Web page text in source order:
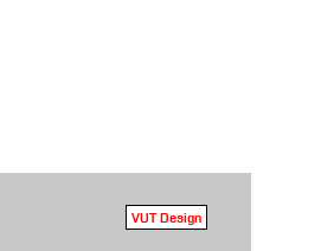
VUT Design